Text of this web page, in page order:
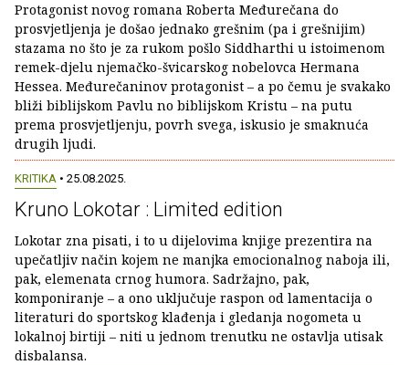
Protagonist novog romana Roberta Međurečana do
prosvjetljenja je došao jednako grešnim (pa i grešnijim)
stazama no što je za rukom pošlo Siddharthi u istoimenom
remek-djelu njemačko-švicarskog nobelovca Hermana
Hessea. Međurečaninov protagonist – a po čemu je svakako
bliži biblijskom Pavlu no biblijskom Kristu – na putu
prema prosvjetljenju, povrh svega, iskusio je smaknuća
drugih ljudi.
KRITIKA • 25.08.2025.
Kruno Lokotar : Limited edition
Lokotar zna pisati, i to u dijelovima knjige prezentira na
upečatljiv način kojem ne manjka emocionalnog naboja ili,
pak, elemenata crnog humora. Sadržajno, pak,
komponiranje – a ono uključuje raspon od lamentacija o
literaturi do sportskog klađenja i gledanja nogometa u
lokalnoj birtiji – niti u jednom trenutku ne ostavlja utisak
disbalansa.